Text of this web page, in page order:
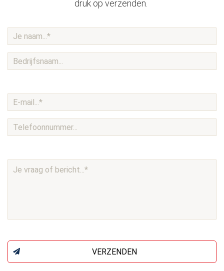
druk op verzenden.
VERZENDEN